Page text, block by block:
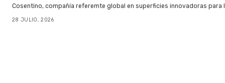
Cosentino, compañía referemte global en superficies innovadoras
28 JULIO, 2026